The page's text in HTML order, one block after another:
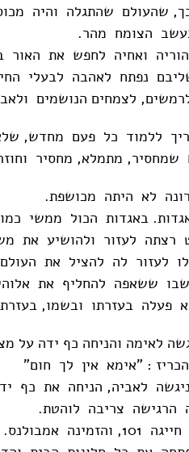
שהעולם שהתגלה והיה
הצומח מהר.
ואחיה לחפש את האור
נפתח לאהבה לבעלי
לצמחים הנושמים
ללמוד כל פעם מחדש,
שמחסיר, מתמלא, מחסיר
לא היתה מכושפת.
באגדות הכול ממשי
רצתה לעזור ולהושיע את
לעזור לה להציל את
ששאפה להחליף את
פעלה בעזרתו ובשמו,
לאימה והניחה כף ידה על
: "אימא אין לך חום"
לאביה, הניחה את כף
הרגישה צריבה לוהטת.
אמבולנס.